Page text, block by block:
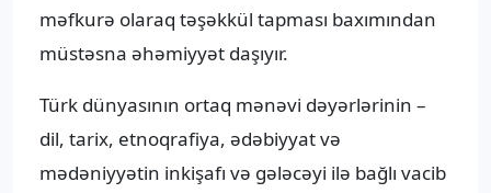
məfkurə olaraq təşəkkül tapması baxımından
müstəsna əhəmiyyət daşıyır.
Türk dünyasının ortaq mənəvi dəyərlərinin –
dil, tarix, etnoqrafiya, ədəbiyyat və
mədəniyyətin inkişafı və gələcəyi ilə bağlı vacib